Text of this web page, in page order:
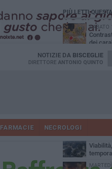
NOTIZIE DA BISCEGLIE
DIRETTORE ANTONIO QUINTO
FARMACIE NECROLOGI
PIÙ LETTI
SABATO
dei
VENERDÌ
Torna